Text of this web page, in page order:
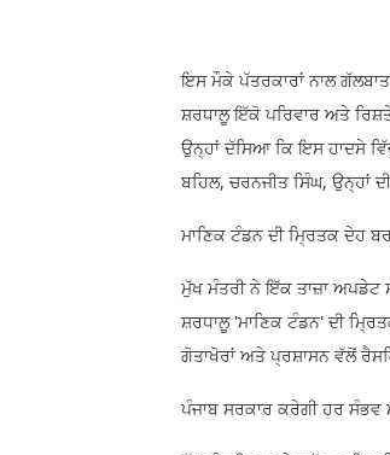
ਇਸ ਮੌਕੇ ਪੱਤਰਕਾਰਾਂ ਨਾਲ
ਸ਼ਰਧਾਲੂ ਇੱਕੋ ਪਰਿਵਾਰ ਅਤੇ
ਉਨ੍ਹਾਂ ਦੱਸਿਆ ਕਿ ਇਸ ਹਾਦਸੇ
ਬਹਿਲ, ਚਰਨਜੀਤ ਸਿੰਘ, ਉਨ੍ਹਾਂ
ਮਾਣਿਕ ਟੰਡਨ ਦੀ ਮ੍ਰਿਤਕ ਦੇਹ
ਮੁੱਖ ਮੰਤਰੀ ਨੇ ਇੱਕ ਤਾਜ਼ਾ ਅਪਡੇਟ
ਸ਼ਰਧਾਲੂ 'ਮਾਣਿਕ ਟੰਡਨ' ਦੀ
ਗੋਤਾਖੋਰਾਂ ਅਤੇ ਪ੍ਰਸ਼ਾਸਨ ਵੱਲੋਂ
ਪੰਜਾਬ ਸਰਕਾਰ ਕਰੇਗੀ ਹਰ ਸੰਭਵ